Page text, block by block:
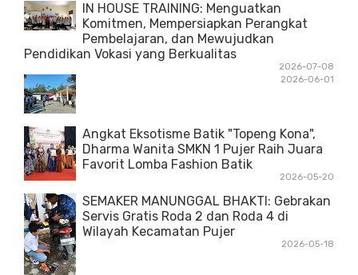
IN HOUSE TRAINING: Menguatkan
Komitmen, Mempersiapkan Perangkat
Pembelajaran, dan Mewujudkan
Pendidikan Vokasi yang Berkualitas
2026-07-08
2026-06-01
Angkat Eksotisme Batik "Topeng Kona",
Dharma Wanita SMKN 1 Pujer Raih Juara
Favorit Lomba Fashion Batik
2026-05-20
SEMAKER MANUNGGAL BHAKTI: Gebrakan
Servis Gratis Roda 2 dan Roda 4 di
Wilayah Kecamatan Pujer
2026-05-18